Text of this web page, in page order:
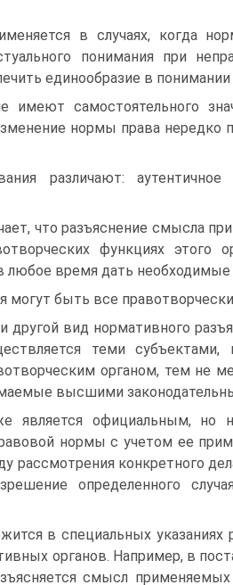
в случаях, когда
понимания при
единообразие в
имеют самостоятельного
нормы права нередко
различают:
что разъяснение смысла
функциях этого
любое время дать необходимые
могут быть все
другой вид нормативного
теми
органом, тем не
высшими
является официальным, но
нормы с учетом ее
рассмотрения конкретного
определенного
в специальных
органов. Например, в
смысл